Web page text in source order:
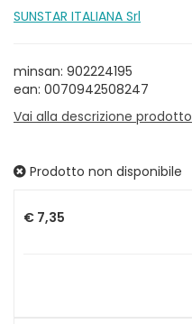
SUNSTAR ITALIANA Srl
minsan: 902224195
ean: 0070942508247
Vai alla descrizione prodotto
Prodotto non disponibile
€ 7,35